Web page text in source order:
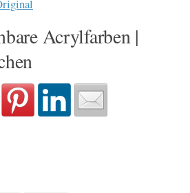
Acrylfarben |